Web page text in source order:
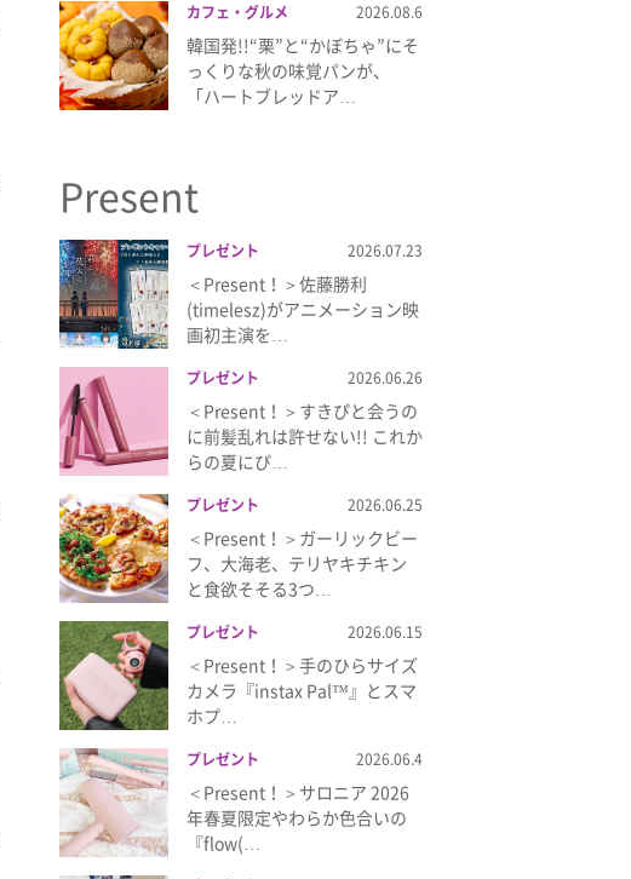
カフェ・グルメ 2026.08.6
韓国発!!“栗”と“かぼちゃ”にそ
っくりな秋の味覚パンが、
「ハートブレッドア…
Present
プレゼント 2026.07.23
＜Present！＞佐藤勝利
(timelesz)がアニメーション映
画初主演を…
プレゼント 2026.06.26
＜Present！＞すきぴと会うの
に前髪乱れは許せない!! これか
らの夏にぴ…
プレゼント 2026.06.25
＜Present！＞ガーリックビー
フ、大海老、テリヤキチキン
と食欲そそる3つ…
プレゼント 2026.06.15
＜Present！＞手のひらサイズ
カメラ『instax Pal™』とスマ
ホプ…
プレゼント 2026.06.4
＜Present！＞サロニア 2026
年春夏限定やわらか色合いの
『flow(…